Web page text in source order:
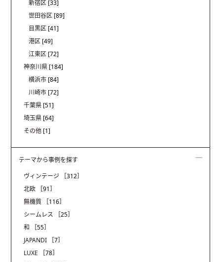
新宿区 [33]
世田谷区 [89]
目黒区 [41]
港区 [49]
江東区 [72]
神奈川県 [184]
横浜市 [84]
川崎市 [72]
千葉県 [51]
埼玉県 [64]
その他 [1]
テーマから事例を探す
ヴィンテージ
［312］
北欧
［91］
無機質
［116］
シームレス
［25］
和
［55］
JAPANDI
［7］
LUXE
［78］